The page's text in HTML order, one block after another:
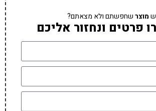
מוצרשחפשתם ולא מצאתם?
פרטים ונחזור אליכם